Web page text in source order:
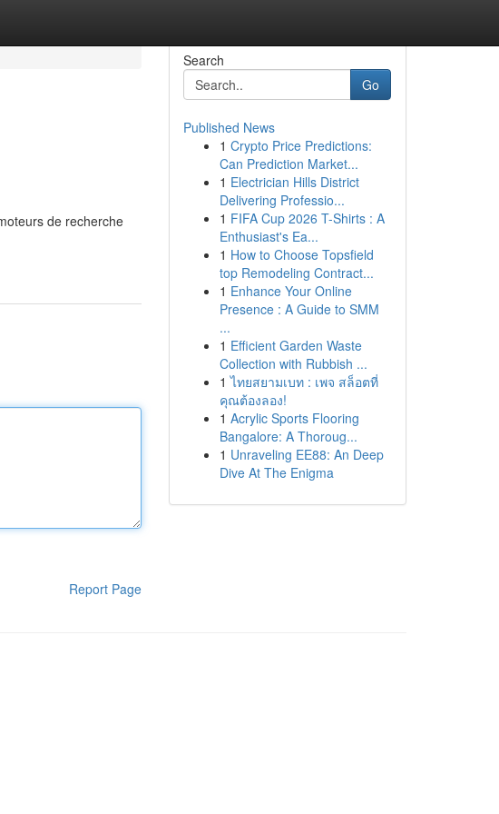
de recherche
Report Page
Search
Go
Published News
1 Crypto Price Predictions:
Can Prediction Market...
1 Electrician Hills District
Delivering Professio...
1 FIFA Cup 2026 T-Shirts : A
Enthusiast's Ea...
1 How to Choose Topsfield
top Remodeling Contract...
1 Enhance Your Online
Presence : A Guide to SMM
...
1 Efficient Garden Waste
Collection with Rubbish ...
1 ไทยสยามเบท : เพจ สล็อตที่
คุณต้องลอง!
1 Acrylic Sports Flooring
Bangalore: A Thoroug...
1 Unraveling EE88: An Deep
Dive At The Enigma